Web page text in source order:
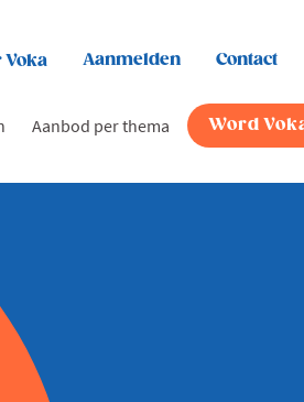
Voka Aanmelden Contact
Aanbod per thema Word